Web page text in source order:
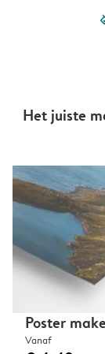
Het juiste
Poster
Vanaf